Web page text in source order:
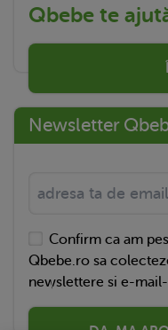
Qbebe te
Newsletter
Confirm ca am
Qbebe.ro sa
newslettere si e-